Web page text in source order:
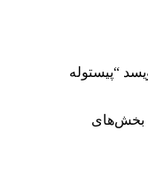
“پیستوله
بخش‌های